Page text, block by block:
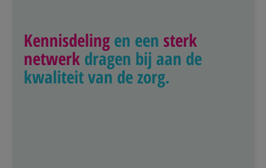
Kennisdeling en een sterk
netwerk dragen bij aan de
kwaliteit van de zorg.